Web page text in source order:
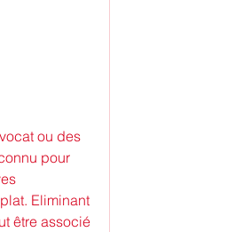
ou des
pour
Eliminant
être associé